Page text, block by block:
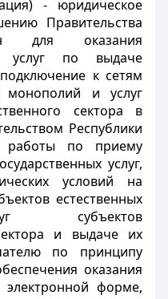
- юридическое
Правительства
для оказания
услуг по выдаче
к сетям
монополий и услуг
сектора в
Республики
работы по приему
услуг,
условий на
естественных
субъектов
и выдаче их
по принципу
оказания
электронной форме,